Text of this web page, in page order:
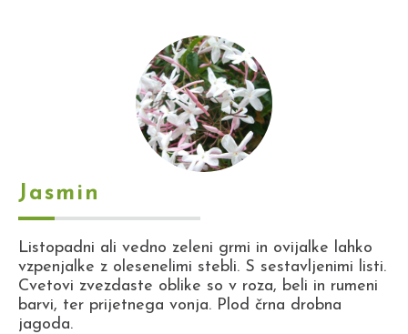
Jasmin
Listopadni ali vedno zeleni grmi in ovijalke lahko
vzpenjalke z olesenelimi stebli. S sestavljenimi listi.
Cvetovi zvezdaste oblike so v roza, beli in rumeni
barvi, ter prijetnega vonja. Plod črna drobna
jagoda.